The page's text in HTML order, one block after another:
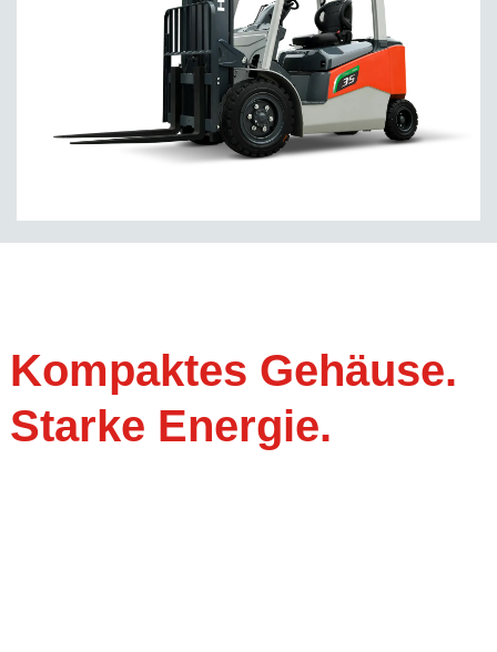
Kompaktes Gehäuse.
Starke Energie.